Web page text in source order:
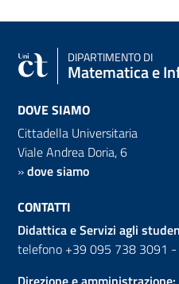
DIPARTIMENTO DI
Matematica e
DOVE SIAMO
Cittadella Universitaria
Viale Andrea Doria, 6
»dove siamo
CONTATTI
Didattica e Servizi agli
telefono +39 095 738 3091